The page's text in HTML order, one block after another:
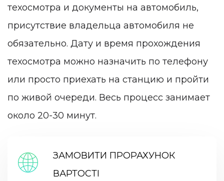
техосмотра и документы на автомобиль,
присутствие владельца автомобиля не
обязательно. Дату и время прохождения
техосмотра можно назначить по телефону
или просто приехать на станцию и пройти
по живой очереди. Весь процесс занимает
около 20-30 минут.
ЗАМОВИТИ ПРОРАХУНОК
ВАРТОСТІ